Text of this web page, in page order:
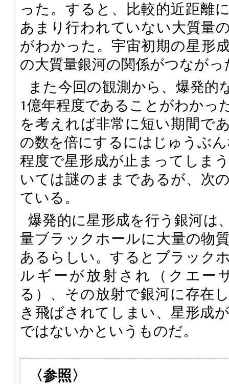
った。すると、比較的近距離
あまり行われていない大質量
がわかった。宇宙初期の星形
の大質量銀河の関係がつながっ
また今回の観測から、爆発的
1億年程度であることがわかっ
を考えれば非常に短い期間で
の数を倍にするにはじゅうぶ
程度で星形成が止まってしま
いては謎のままであるが、次
ている。
爆発的に星形成を行う銀河は
量ブラックホールに大量の物
あるらしい。するとブラック
ルギーが放射され（クエー
る）、その放射で銀河に存在
き飛ばされてしまい、星形成
ではないかというものだ。
〈参照〉